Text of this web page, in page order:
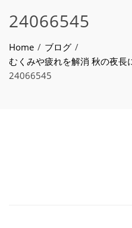
24066545
Home
ブログ
むくみや疲れを解消 秋の夜長
24066545